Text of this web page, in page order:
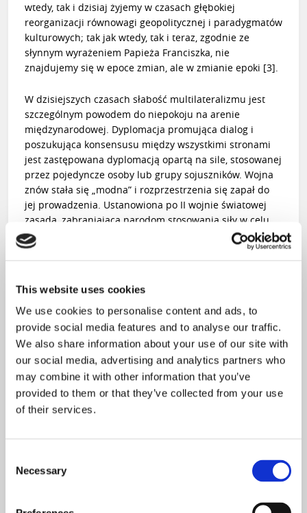
This website uses cookies
We use cookies to personalise content and ads, to
provide social media features and to analyse our traffic.
We also share information about your use of our site with
our social media, advertising and analytics partners who
may combine it with other information that you’ve
provided to them or that they’ve collected from your use
of their services.
Selection
Necessary
wtedy, tak i dzisiaj żyjemy w czasach głębokiej
reorganizacji równowagi geopolitycznej i paradygmatów
kulturowych; tak jak wtedy, tak i teraz, zgodnie ze
słynnym wyrażeniem Papieża Franciszka, nie
znajdujemy się w epoce zmian, ale w zmianie epoki [3].
W dzisiejszych czasach słabość multilateralizmu jest
szczególnym powodem do niepokoju na arenie
międzynarodowej. Dyplomacja promująca dialog i
poszukująca konsensusu między wszystkimi stronami
jest zastępowana dyplomacją opartą na sile, stosowanej
przez pojedyncze osoby lub grupy sojuszników. Wojna
znów stała się „modna” i rozprzestrzenia się zapał do
jej prowadzenia. Ustanowiona po II wojnie światowej
zasada, zabraniająca narodom stosowania siły w celu
naruszania granic innych, została podważona. Pokój nie
jest już postrzegany jako dar i dobro pożądane samo w
sprawiedliwości między ludźmi”
jest poszukiwany za pomocą broni jako warunek
potwierdzenia własnej dominacji. Stanowi to poważne
zagrożenie dla zasad praworządności, które są
podstawą wszelkiego pokojowego współistnienia
obywatelskiego.
Ponadto, jak zauważa św. Augustyn, „nie ma nikogo, co
by pokoju nie pragnął. Albowiem i ci nawet, co wojny
zwycięstwo, jeśli nie ujarzmieniem przeciwnika? Gdy
zaś to nastąpi, będzie też i pokój. […] I ci nawet, co chcą
pokoju, lecz chcą go wedle swego widzimisię inny mieć.